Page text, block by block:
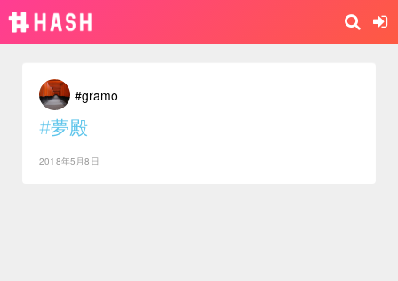
#gramo
#夢殿
2018年5月8日